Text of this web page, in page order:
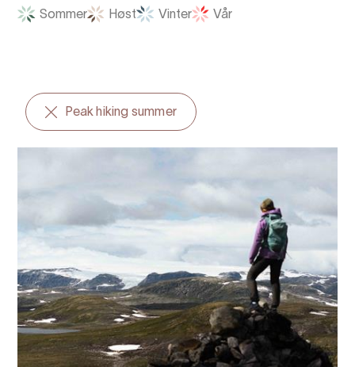
Sommer Høst Vinter Vår
Peak hiking summer